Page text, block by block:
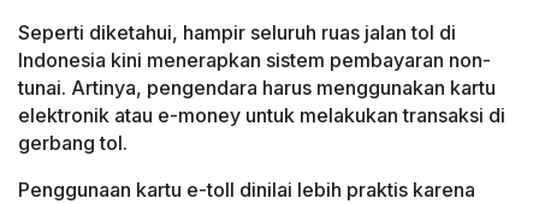
Seperti diketahui, hampir seluruh ruas jalan tol di
Indonesia kini menerapkan sistem pembayaran non-
tunai. Artinya, pengendara harus menggunakan kartu
elektronik atau e-money untuk melakukan transaksi di
gerbang tol.
Penggunaan kartu e-toll dinilai lebih praktis karena